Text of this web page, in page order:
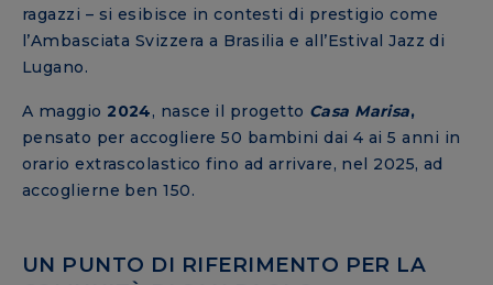
ragazzi – si esibisce in contesti di prestigio come
l’Ambasciata Svizzera a Brasilia e all’Estival Jazz di
Lugano.
A maggio 2024, nasce il progetto Casa Marisa,
pensato per accogliere 50 bambini dai 4 ai 5 anni in
orario extrascolastico fino ad arrivare, nel 2025, ad
accoglierne ben 150.
UN PUNTO DI RIFERIMENTO PER LA